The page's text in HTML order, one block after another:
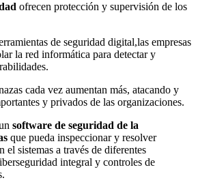
ofrecen protección y supervisión de los
de seguridad digital,las empresas
la red informática para detectar y
cada vez aumentan más, atacando y
y privados de las organizaciones.
software de seguridad de la
que pueda inspeccionar y resolver
el sistemas a través de diferentes
integral y controles de